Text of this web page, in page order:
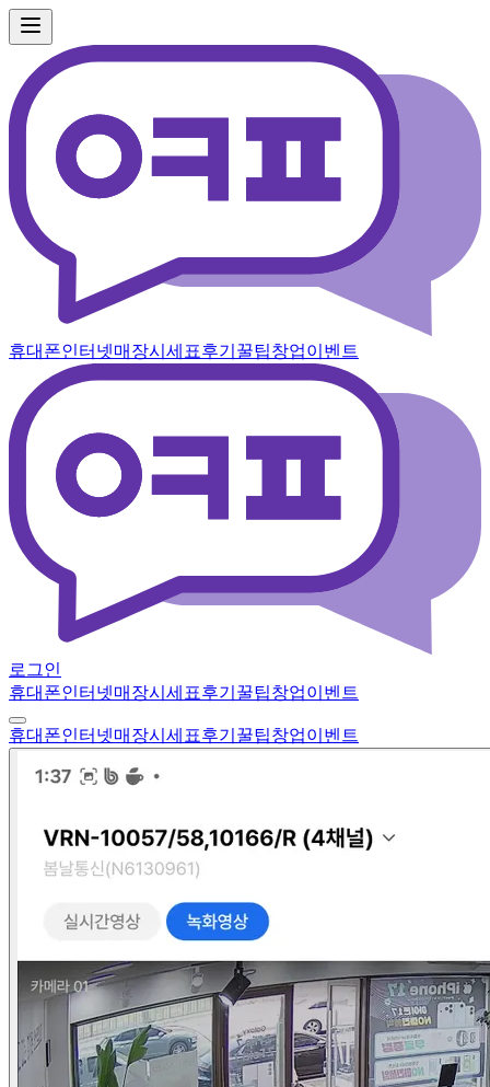
휴대폰인터넷매장시세표후기 꿀팁창업이벤트
로그인
휴대폰인터넷매장시세표후기 꿀팁창업이벤트
휴대폰인터넷매장시세표후기 꿀팁창업이벤트